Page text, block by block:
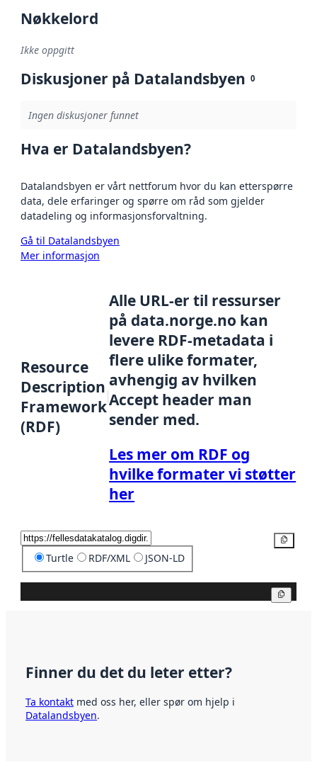
Nøkkelord
Ikke oppgitt
Diskusjoner på Datalandsbyen 0
Ingen diskusjoner funnet
Hva er Datalandsbyen?
Datalandsbyen er vårt nettforum hvor du kan etterspørre
data, dele erfaringer og spørre om råd som gjelder
datadeling og informasjonsforvaltning.
Gå til Datalandsbyen
Mer informasjon
Resource
Description
Framework
(RDF)
Alle URL-er til ressurser
på data.norge.no kan
levere RDF-metadata i
flere ulike formater,
avhengig av hvilken
Accept header man
sender med.
Les mer om RDF og
hvilke formater vi støtter
her
Turtle RDF/XML JSON-LD
Finner du det du leter etter?
Ta kontakt med oss her, eller spør om hjelp i
Datalandsbyen.